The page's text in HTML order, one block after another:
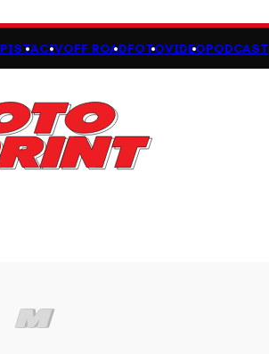
PISTACIVOFF ROADFOTOVIDEOPODCAST